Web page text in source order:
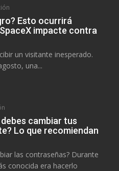
Esto ocurrirá
impacte contra
un visitante inesperado.
una...
cambiar tus
Lo que recomiendan
las contraseñas? Durante
conocida era hacerlo